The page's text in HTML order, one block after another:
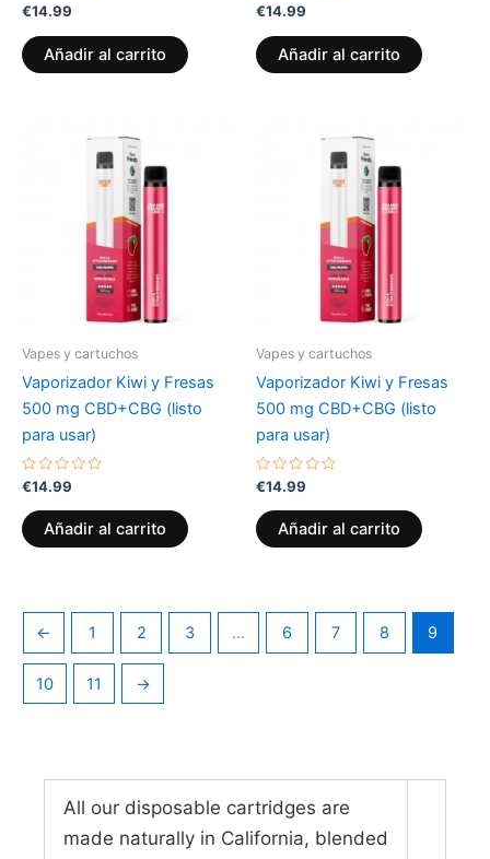
Valorado
con
de
5
€14.99
Añadir al carrito
Valorado
con
de
5
€14.99
Añadir al carrito
Vapes y cartuchos
Vaporizador Kiwi y Fresas
500 mg CBD+CBG (listo
para usar)
Valorado
con
de
5
€14.99
Añadir al carrito
Vapes y cartuchos
Vaporizador Kiwi y Fresas
500 mg CBD+CBG (listo
para usar)
Valorado
con
de
5
€14.99
Añadir al carrito
← 1 2 3 … 6 7 8 9
10 11 →
All our disposable cartridges are
made naturally in California, blended